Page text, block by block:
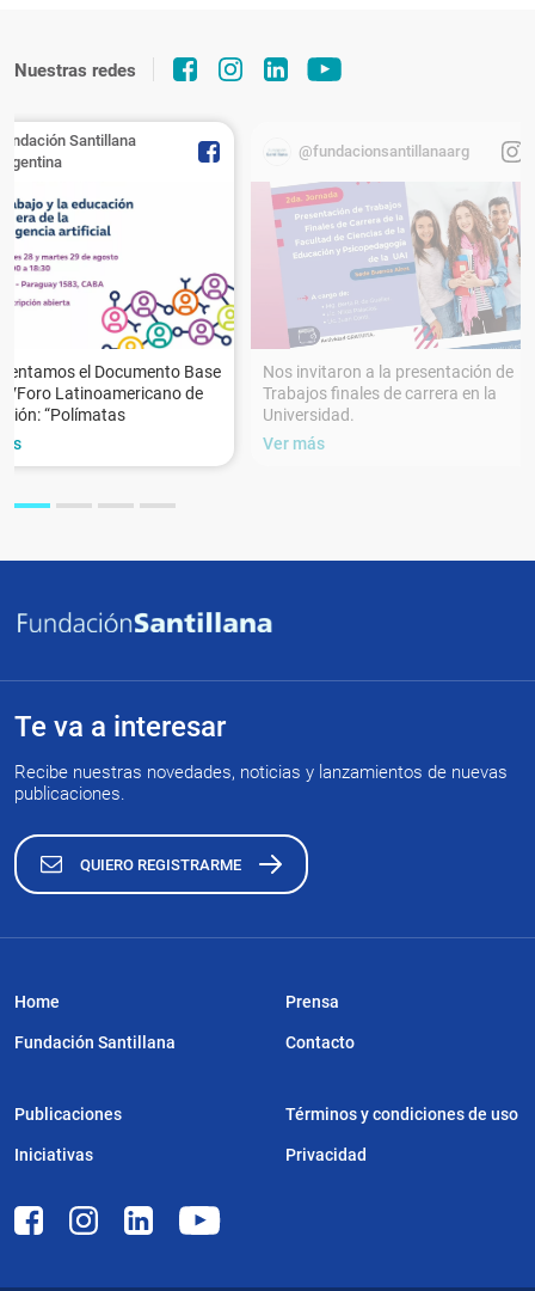
Nuestras redes
Santillana
el Documento Base
Latinoamericano de
“Polímatas
@fundacionsantillanaarg
Nos invitaron a la presentación de
Trabajos finales de carrera en la
Universidad.
Ver más
Te va a interesar
Recibe nuestras novedades, noticias y lanzamientos de nuevas
publicaciones.
QUIERO REGISTRARME
Home
Fundación Santillana
Publicaciones
Iniciativas
Prensa
Contacto
Términos y condiciones de uso
Privacidad